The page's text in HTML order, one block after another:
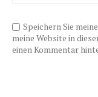
Speichern Sie
meine Website in
einen Kommentar